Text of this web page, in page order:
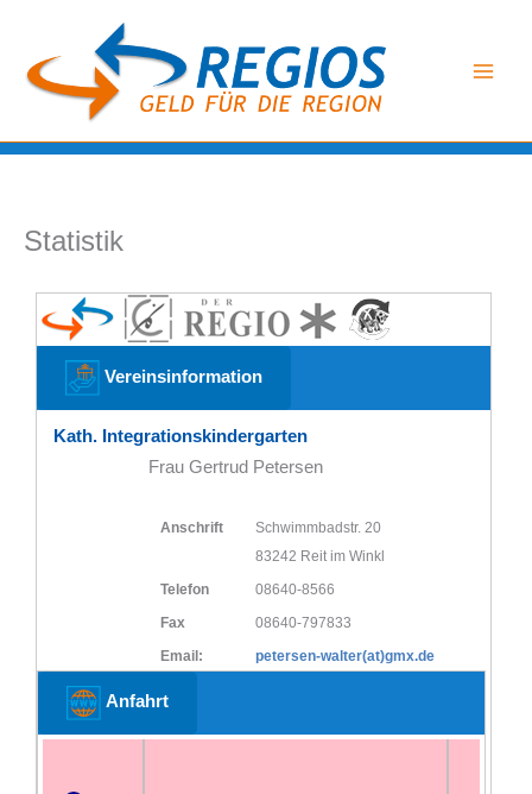
springen
Statistik
Vereinsinformation
Kath. Integrationskindergarten
Frau Gertrud Petersen
Anschrift
Schwimmbadstr. 20
83242 Reit im Winkl
Telefon
08640-8566
Fax
08640-797833
Email:
petersen-walter(at)gmx.de
Anfahrt